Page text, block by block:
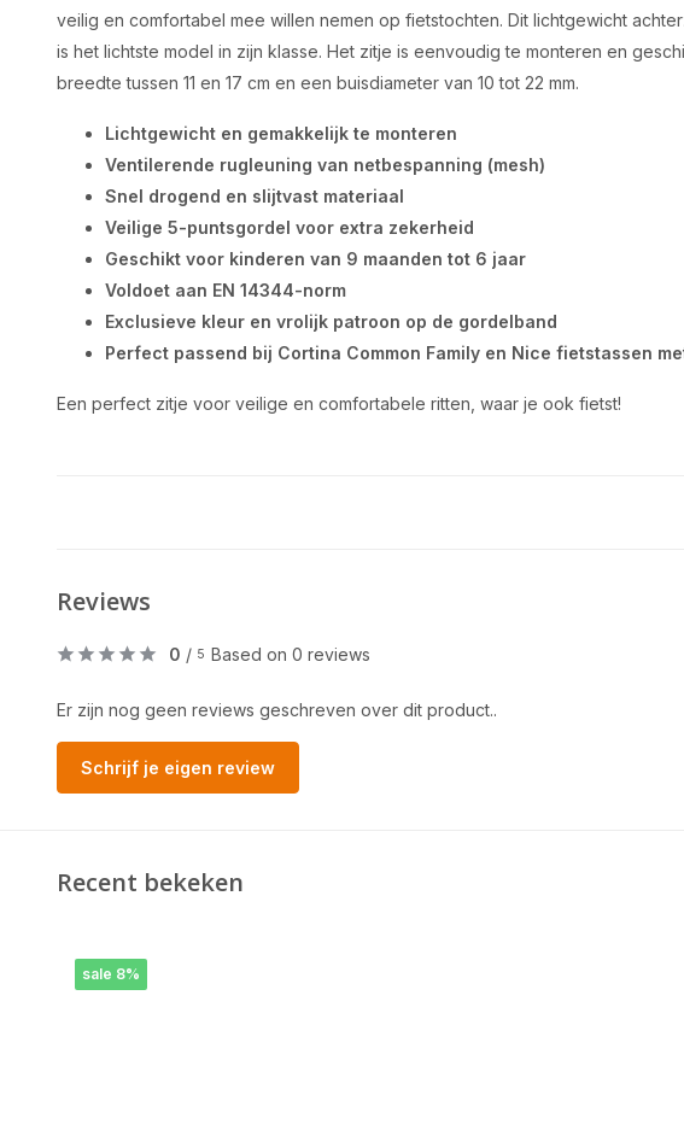
veilig en comfortabel mee willen nemen op fietstochten. Dit lichtgewicht
is het lichtste model in zijn klasse. Het zitje is eenvoudig te monteren en
breedte tussen 11 en 17 cm en een buisdiameter van 10 tot 22 mm.
Lichtgewicht en gemakkelijk te monteren
Ventilerende rugleuning van netbespanning (mesh)
Snel drogend en slijtvast materiaal
Veilige 5-puntsgordel voor extra zekerheid
Geschikt voor kinderen van 9 maanden tot 6 jaar
Voldoet aan EN 14344-norm
Exclusieve kleur en vrolijk patroon op de gordelband
Perfect passend bij Cortina Common Family en Nice fietstassen
Een perfect zitje voor veilige en comfortabele ritten, waar je ook fietst!
Reviews
0 / 5 Based on 0 reviews
Er zijn nog geen reviews geschreven over dit product..
Schrijf je eigen review
Recent bekeken
sale 8%